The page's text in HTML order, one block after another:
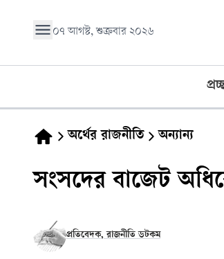
০৭ আগস্ট, শুক্রবার ২০২৬
অর্থের রাজনীতি অন্যান্য
সংসদের বাজেট
প্রতিবেদক, রাজনীতি ডটকম